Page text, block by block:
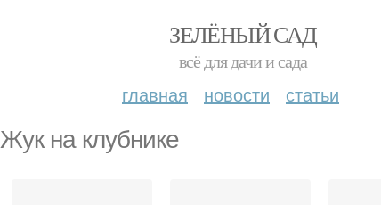
ЗЕЛЁНЫЙ САД
всё для дачи и сада
главная новости статьи
Жук на клубнике